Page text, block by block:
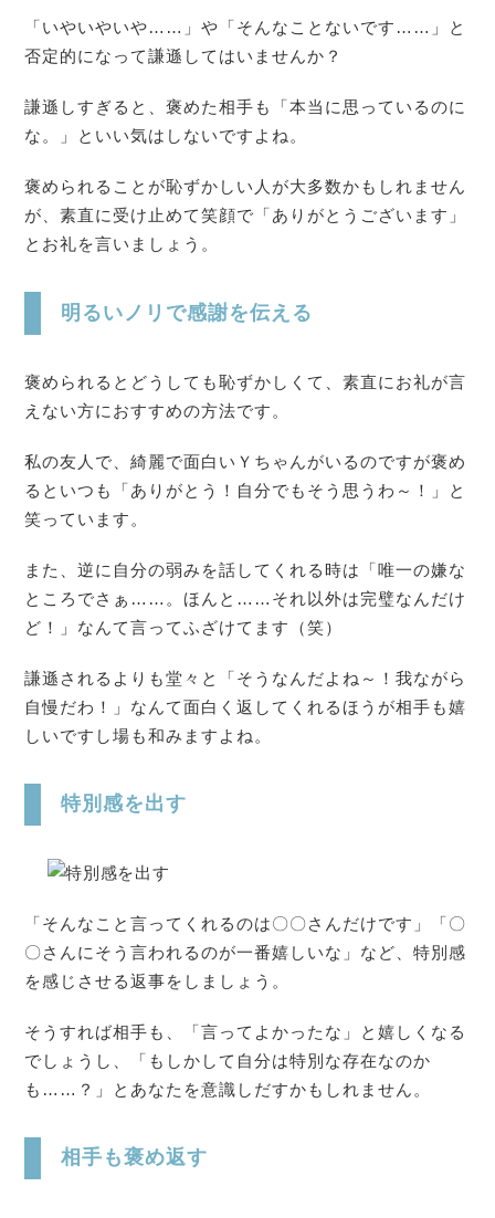
「いやいやいや……」や「そんなことないです……」と
否定的になって謙遜してはいませんか？
謙遜しすぎると、褒めた相手も「本当に思っているのに
な。」といい気はしないですよね。
褒められることが恥ずかしい人が大多数かもしれません
が、素直に受け止めて笑顔で「ありがとうございます」
とお礼を言いましょう。
明るいノリで感謝を伝える
褒められるとどうしても恥ずかしくて、素直にお礼が言
えない方におすすめの方法です。
私の友人で、綺麗で面白いＹちゃんがいるのですが褒め
るといつも「ありがとう！自分でもそう思うわ～！」と
笑っています。
また、逆に自分の弱みを話してくれる時は「唯一の嫌な
ところでさぁ……。ほんと……それ以外は完璧なんだけ
ど！」なんて言ってふざけてます（笑）
謙遜されるよりも堂々と「そうなんだよね～！我ながら
自慢だわ！」なんて面白く返してくれるほうが相手も嬉
しいですし場も和みますよね。
特別感を出す
「そんなこと言ってくれるのは〇〇さんだけです」「〇
〇さんにそう言われるのが一番嬉しいな」など、特別感
を感じさせる返事をしましょう。
そうすれば相手も、「言ってよかったな」と嬉しくなる
でしょうし、「もしかして自分は特別な存在なのか
も……？」とあなたを意識しだすかもしれません。
相手も褒め返す